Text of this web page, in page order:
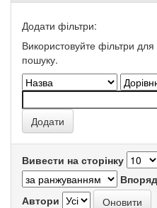
Додати фільтри:
Використовуйте фільтри для
пошуку.
Вивести на сторінку
Автори